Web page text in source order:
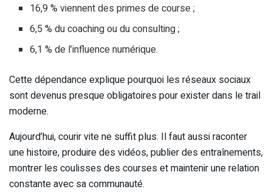
16,9 % viennent des primes de course ;
6,5 % du coaching ou du consulting ;
6,1 % de l’influence numérique.
Cette dépendance explique pourquoi les réseaux sociaux
sont devenus presque obligatoires pour exister dans le trail
moderne.
Aujourd’hui, courir vite ne suffit plus. Il faut aussi raconter
une histoire, produire des vidéos, publier des entraînements,
montrer les coulisses des courses et maintenir une relation
constante avec sa communauté.